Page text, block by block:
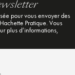
pour vous envoyer des
Pratique. Vous
plus d’informations,